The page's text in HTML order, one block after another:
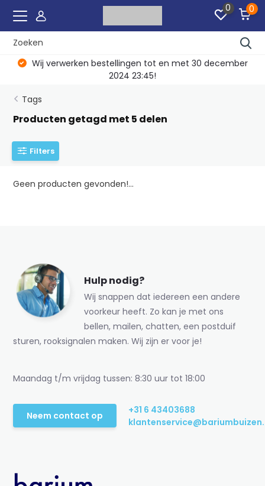
0 0
Wij verwerken bestellingen tot en met 30 december
2024 23:45!
Tags
Producten getagd met 5 delen
Filters
Geen producten gevonden!...
Hulp nodig?
Wij snappen dat iedereen een andere
voorkeur heeft. Zo kan je met ons
bellen, mailen, chatten, een postduif
sturen, rooksignalen maken. Wij zijn er voor je!
Maandag t/m vrijdag tussen: 8:30 uur tot 18:00
Neem contact op
+31 6 43403688